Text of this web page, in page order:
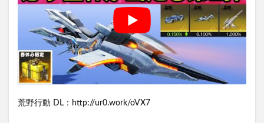
荒野行動 DL：http://ur0.work/oVX7